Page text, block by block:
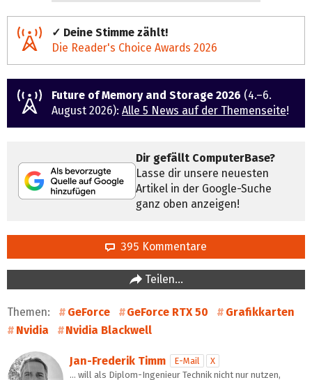
✓ Deine Stimme zählt!
Die Reader's Choice Awards 2026
Future of Memory and Storage 2026 (4.–6.
August 2026): Alle 5 News auf der Themenseite!
Dir gefällt ComputerBase?
Lasse dir unsere neuesten
Artikel in der Google-Suche
ganz oben anzeigen!
395 Kommentare
Teilen…
Themen: GeForce GeForce RTX 50
Grafikkarten
Nvidia
Nvidia Blackwell
Jan-Frederik Timm E-Mail
X
… will als Diplom-Ingenieur Technik nicht nur nutzen,